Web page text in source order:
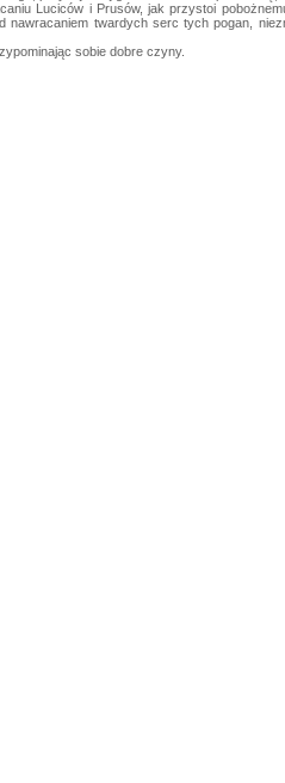
Luciców i Prusów, jak przystoi
nawracaniem twardych serc tych pogan,
sobie dobre czyny.